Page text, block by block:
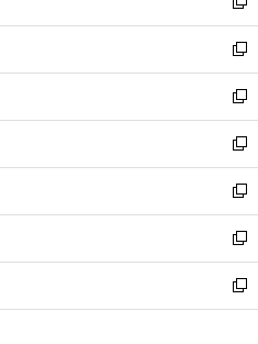
開
く
ウ
で
開
く
ィ
ン
ド
ウ
で
開
く
い
ウ
ィ
ン
ド
ウ
で
開
く
新
し
い
ウ
ィ
ン
ド
ウ
で
開
く
新
し
い
ウ
ィ
ン
ド
ウ
で
開
く
新
し
い
ウ
ィ
ン
ド
ウ
で
開
新
し
い
ウ
ィ
ン
ド
ウ
新
し
い
ウ
ィ
ン
新
し
い
ウ
新
し